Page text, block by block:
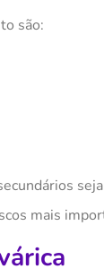
são:
mais